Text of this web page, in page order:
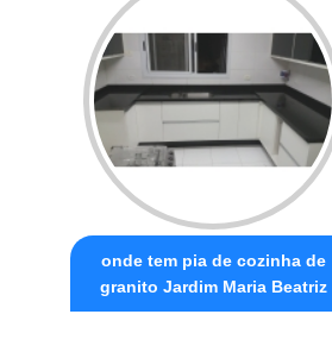
onde tem pia de cozinha de
granito Jardim Maria Beatriz